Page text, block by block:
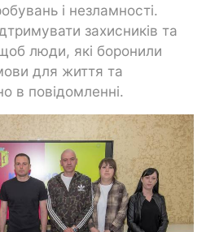
і незламності.
захисників та
люди, які боронили
для життя та
в повідомленні.